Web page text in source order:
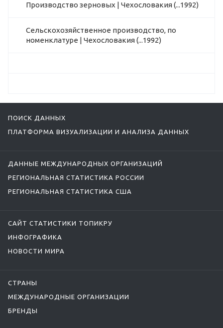
Производство зерновых | Чехословакия (...1992)
Сельскохозяйственное производство, по
номенклатуре | Чехословакия (...1992)
ПОИСК ДАННЫХ
ПЛАТФОРМА ВИЗУАЛИЗАЦИИ И АНАЛИЗА ДАННЫХ
ДАННЫЕ МЕЖДУНАРОДНЫХ ОРГАНИЗАЦИЙ
РЕГИОНАЛЬНАЯ СТАТИСТИКА РОССИИ
РЕГИОНАЛЬНАЯ СТАТИСТИКА США
САЙТ СТАТИСТИКИ ТОПИКРУ
ИНФОГРАФИКА
НОВОСТИ МИРА
СТРАНЫ
МЕЖДУНАРОДНЫЕ ОРГАНИЗАЦИИ
БРЕНДЫ